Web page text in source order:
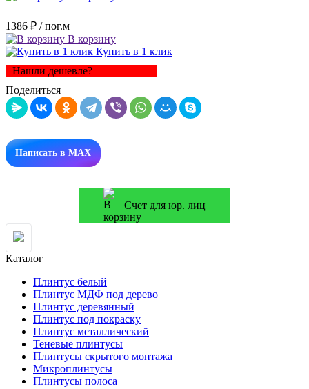
1386 ₽ / пог.м
В корзину
Купить в 1 клик
Нашли дешевле?
Поделиться
Написать в MAX
Счет для юр. лиц
Каталог
Плинтус белый
Плинтус МДФ под дерево
Плинтус деревянный
Плинтус под покраску
Плинтус металлический
Теневые плинтусы
Плинтусы скрытого монтажа
Микроплинтусы
Плинтусы полоса